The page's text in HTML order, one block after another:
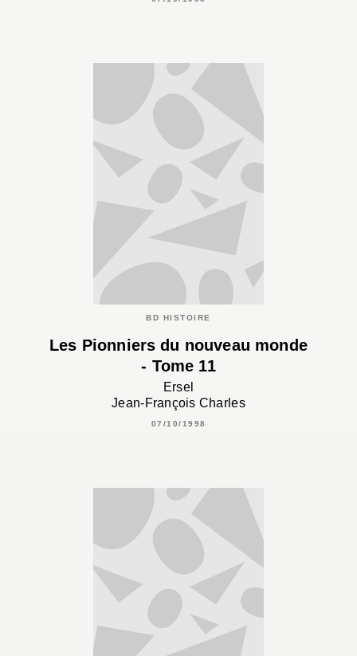
BD HISTOIRE
Les Pionniers du nouveau monde
- Tome 11
Ersel
Jean-François Charles
07/10/1998